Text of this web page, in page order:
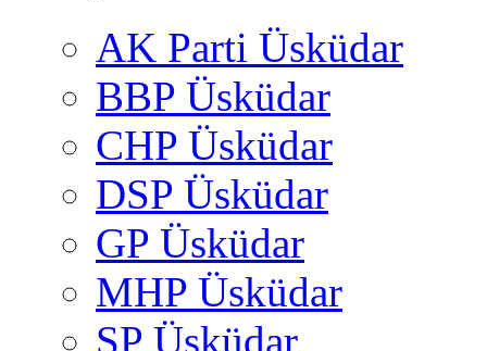
AK Parti Üsküdar
BBP Üsküdar
CHP Üsküdar
DSP Üsküdar
GP Üsküdar
MHP Üsküdar
SP Üsküdar